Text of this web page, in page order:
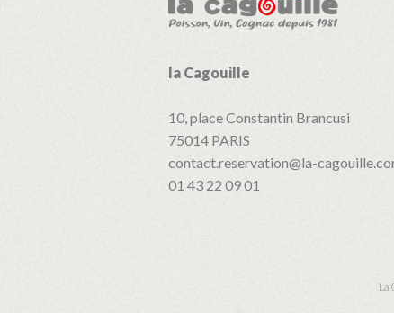
la Cagouille
10, place Constantin Brancusi
75014 PARIS
contact.reservation@la-
01 43 22 09 01
La